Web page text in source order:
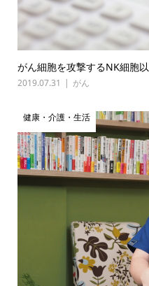
がん細胞を攻撃するNK細胞
2019.07.31 がん
健康・介護・生活